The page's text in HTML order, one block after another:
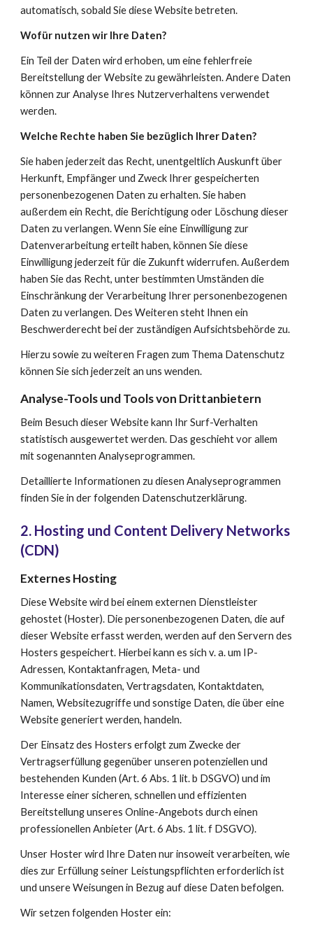
automatisch, sobald Sie diese Website betreten.
Wofür nutzen wir Ihre Daten?
Ein Teil der Daten wird erhoben, um eine fehlerfreie
Bereitstellung der Website zu gewährleisten. Andere Daten
können zur Analyse Ihres Nutzerverhaltens verwendet
werden.
Welche Rechte haben Sie bezüglich Ihrer Daten?
Sie haben jederzeit das Recht, unentgeltlich Auskunft über
Herkunft, Empfänger und Zweck Ihrer gespeicherten
personenbezogenen Daten zu erhalten. Sie haben
außerdem ein Recht, die Berichtigung oder Löschung dieser
Daten zu verlangen. Wenn Sie eine Einwilligung zur
Datenverarbeitung erteilt haben, können Sie diese
Einwilligung jederzeit für die Zukunft widerrufen. Außerdem
haben Sie das Recht, unter bestimmten Umständen die
Einschränkung der Verarbeitung Ihrer personenbezogenen
Daten zu verlangen. Des Weiteren steht Ihnen ein
Beschwerderecht bei der zuständigen Aufsichtsbehörde zu.
Hierzu sowie zu weiteren Fragen zum Thema Datenschutz
können Sie sich jederzeit an uns wenden.
Analyse-Tools und Tools von Dritt­anbietern
Beim Besuch dieser Website kann Ihr Surf-Verhalten
statistisch ausgewertet werden. Das geschieht vor allem
mit sogenannten Analyseprogrammen.
Detaillierte Informationen zu diesen Analyseprogrammen
finden Sie in der folgenden Datenschutzerklärung.
2. Hosting und Content Delivery Networks
(CDN)
Externes Hosting
Diese Website wird bei einem externen Dienstleister
gehostet (Hoster). Die personenbezogenen Daten, die auf
dieser Website erfasst werden, werden auf den Servern des
Hosters gespeichert. Hierbei kann es sich v. a. um IP-
Adressen, Kontaktanfragen, Meta- und
Kommunikationsdaten, Vertragsdaten, Kontaktdaten,
Namen, Websitezugriffe und sonstige Daten, die über eine
Website generiert werden, handeln.
Der Einsatz des Hosters erfolgt zum Zwecke der
Vertragserfüllung gegenüber unseren potenziellen und
bestehenden Kunden (Art. 6 Abs. 1 lit. b DSGVO) und im
Interesse einer sicheren, schnellen und effizienten
Bereitstellung unseres Online-Angebots durch einen
professionellen Anbieter (Art. 6 Abs. 1 lit. f DSGVO).
Unser Hoster wird Ihre Daten nur insoweit verarbeiten, wie
dies zur Erfüllung seiner Leistungspflichten erforderlich ist
und unsere Weisungen in Bezug auf diese Daten befolgen.
Wir setzen folgenden Hoster ein: